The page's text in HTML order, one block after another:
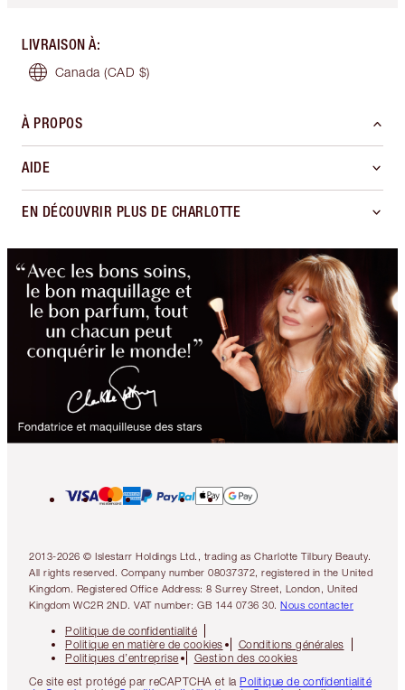
LIVRAISON À:
Canada (CAD $)
À PROPOS
AIDE
EN DÉCOUVRIR PLUS DE CHARLOTTE
2013-2026 © Islestarr Holdings Ltd., trading as Charlotte Tilbury Beauty.
All rights reserved. Company number 08037372, registered in the United
Kingdom. Registered Office Address: 8 Surrey Street, London, United
Kingdom WC2R 2ND. VAT number: GB 144 0736 30. Nous contacter
Politique de confidentialité
Politique en matière de cookies
Conditions générales
Politiques d’entreprise
Gestion des cookies
Ce site est protégé par reCAPTCHA et la Politique de confidentialité